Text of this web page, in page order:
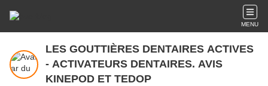
MENU
LES GOUTTIÈRES DENTAIRES ACTIVES
- ACTIVATEURS DENTAIRES. AVIS
KINEPOD ET TEDOP